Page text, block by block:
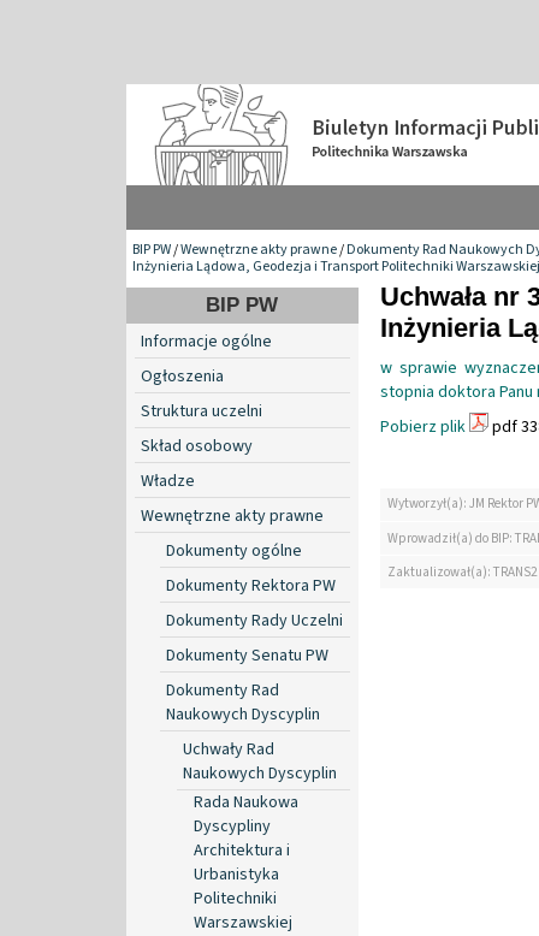
BIP PW/Wewnętrzne akty prawne/Dokumenty Rad Naukowych
Inżynieria Lądowa, Geodezja i Transport Politechniki Warszawskiej
BIP PW
Informacje ogólne
Ogłoszenia
Struktura uczelni
Skład osobowy
Władze
Wewnętrzne akty prawne
Dokumenty ogólne
Dokumenty Rektora PW
Dokumenty Rady Uczelni
Dokumenty Senatu PW
Dokumenty Rad
Naukowych Dyscyplin
Uchwały Rad
Naukowych Dyscyplin
Rada Naukowa
Dyscypliny
Architektura i
Urbanistyka
Politechniki
Warszawskiej
Uchwała nr
Inżynieria
w sprawie
stopnia doktora
Pobierz plik
pdf
Wytworzył(a): JM Rektor
Wprowadził(a) do BIP:
Zaktualizował(a):